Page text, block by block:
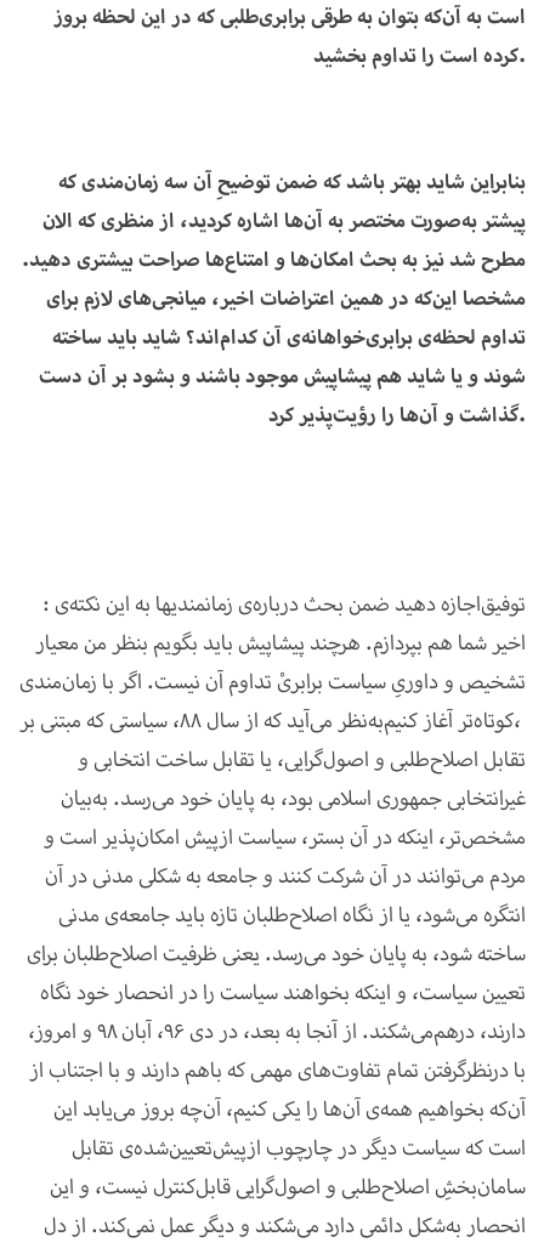
است به آن‌که بتوان به طرقی برابری‌طلبی که در این لحظه بروز
کرده است را تداوم بخشید.
بنابراین شاید بهتر باشد که ضمن توضیحِ آن سه زمان‌مندی که
پیشتر به‌صورت مختصر به آن‌ها اشاره کردید، از منظری که الان
مطرح شد نیز به بحث امکان‌ها و امتناع‌ها صراحت بیشتری دهید.
مشخصا این‌که در همین اعتراضات اخیر، میانجی‌های لازم برای
تداوم لحظه‌ی برابری‌خواهانه‌ی آن کدام‌اند؟ شاید باید ساخته
شوند و یا شاید هم پیشاپیش موجود باشند و بشود بر آن دست
گذاشت و آن‌ها را رؤیت‌پذیر کرد.
توفیق
: اجازه دهید ضمن بحث درباره‌ی زمان­مندی­ها به این نکته‌ی
اخیر شما هم بپردازم. هرچند پیشاپیش باید بگویم بنظر من معیار
تشخیص و داوریِ سیاست برابریْ تداوم آن نیست. اگر با زمان‌مندی
کوتاه‌تر آغاز کنیم،
به‌نظر می‌آید که از سال 88، سیاستی که مبتنی بر
تقابل اصلاح‌طلبی و اصول‌گرایی، یا تقابل ساخت انتخابی و
غیرانتخابی جمهوری اسلامی بود، به پایان خود می‌رسد. به‌بیان
مشخص‌تر، اینکه در آن بستر، سیاست ازپیش امکان‌پذیر است و
مردم می‌توانند در آن شرکت کنند و جامعه به شکلی مدنی در آن
انتگره می‌شود، یا از نگاه اصلاح‌طلبان تازه باید جامعه‌ی مدنی
ساخته شود، به پایان خود می‌رسد. یعنی ظرفیت اصلاح‌طلبان برای
تعیین سیاست، و اینکه بخواهند سیاست را در انحصار خود نگاه
دارند، درهم‌می‌شکند. از آنجا به بعد، در دی 96، آبان 98 و امروز،
با درنظرگرفتن تمام تفاوت‌های مهمی که باهم دارند و با اجتناب از
آن‌که بخواهیم همه‌ی آن‌ها را یکی کنیم، آن‌چه بروز می‌یابد این
است که سیاست دیگر در چارچوب ‌ازپیش‌تعیین‌شده‌ی تقابل
سامان‌بخشِ اصلاح‌طلبی و اصول‌گرایی قابل‌کنترل نیست، و این
انحصار به‌شکل دائمی دارد می‌شکند و دیگر عمل نمی‌کند. از دل